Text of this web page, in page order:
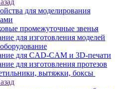
для моделирования
промежуточные звенья
для изготовления моделей
для CAD-CAM и 3D-печати
для изготовления протезов
вытяжки, боксы